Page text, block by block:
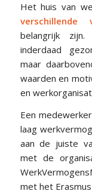
Het huis van
verschillende
belangrijk
inderdaad
maar
waarden en
en
Een
laag
aan de juiste
met de
met het